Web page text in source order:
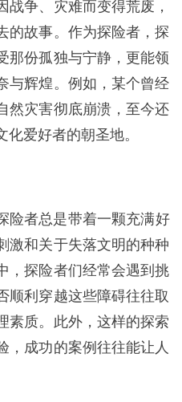
战争、灾难而变得荒废，
的故事。作为探险者，探
那份孤独与宁静，更能领
与辉煌。例如，某个曾经
然灾害彻底崩溃，至今还
爱好者的朝圣地。
险者总是带着一颗充满好
激和关于失落文明的种种
，探险者们经常会遇到挑
顺利穿越这些障碍往往取
素质。此外，这样的探索
，成功的案例往往能让人